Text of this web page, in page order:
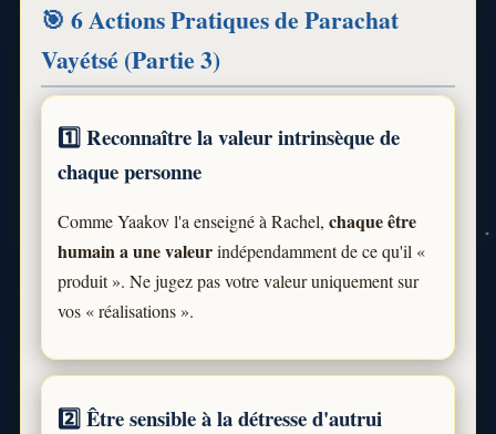
🎯 6 Actions Pratiques de Parachat
Vayétsé (Partie 3)
1️⃣ Reconnaître la valeur intrinsèque de
chaque personne
Comme Yaakov l'a enseigné à Rachel, chaque être
humain a une valeurindépendamment de ce qu'il «
produit ». Ne jugez pas votre valeur uniquement sur
vos « réalisations ».
2️⃣ Être sensible à la détresse d'autrui